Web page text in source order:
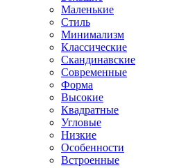
Маленькие
Стиль
Минимализм
Классические
Скандинавские
Современные
Форма
Высокие
Квадратные
Угловые
Низкие
Особенности
Встроенные